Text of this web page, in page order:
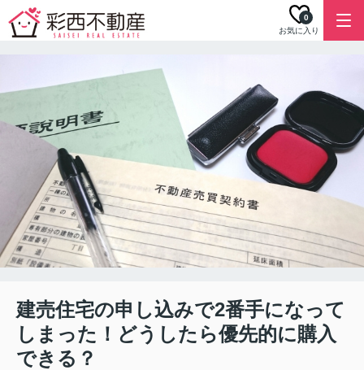
お気に入り
0
建売住宅の申し込みで2番手になって
しまった！どうしたら優先的に購入
できる？